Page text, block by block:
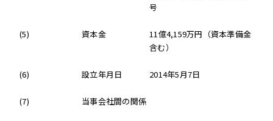
号
(5) 資本金
11億4,159万円（資本準備金
含む）
(6) 設立年月日 2014年5月7日
(7) 当事会社間の関係